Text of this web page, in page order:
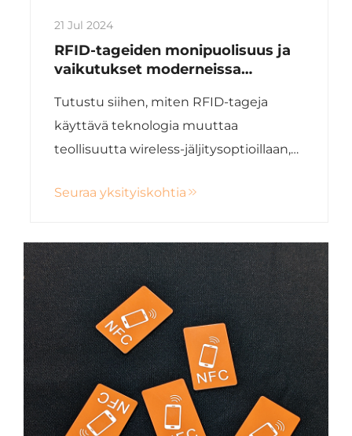
21 Jul 2024
RFID-tageiden monipuolisuus ja
vaikutukset moderneissa
Tutustu siihen, miten RFID-tageja
käyttävä teknologia muuttaa
teollisuutta wireless-jäljitysoptioillaan,
terveydenhuolto- ja maatalousaloilla.
tietojenhallinnan kanssa Xinyen
innovatiivisten RFID-ratkaisujen avulla.
Seuraa yksityiskohtia